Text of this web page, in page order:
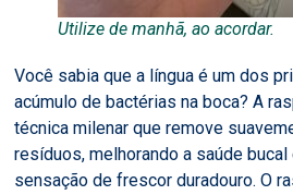
Utilize de manhã, ao acordar.
Você sabia que a língua é um dos
acúmulo de bactérias na boca? A
técnica milenar que remove
resíduos, melhorando a saúde
sensação de frescor duradouro. O